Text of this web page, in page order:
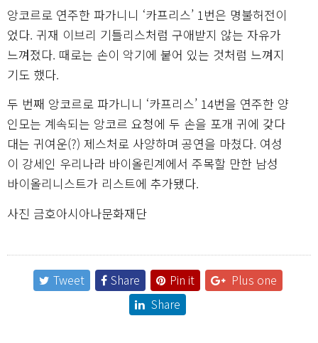
앙코르로 연주한 파가니니 ‘카프리스’ 1번은 명불허전이
었다. 귀재 이브리 기틀리스처럼 구애받지 않는 자유가
느껴졌다. 때로는 손이 악기에 붙어 있는 것처럼 느껴지
기도 했다.
두 번째 앙코르로 파가니니 ‘카프리스’ 14번을 연주한 양
인모는 계속되는 앙코르 요청에 두 손을 포개 귀에 갖다
대는 귀여운(?) 제스처로 사양하며 공연을 마쳤다. 여성
이 강세인 우리나라 바이올린계에서 주목할 만한 남성
바이올리니스트가 리스트에 추가됐다.
사진 금호아시아나문화재단
Tweet Share Pin it
Plus one
Share